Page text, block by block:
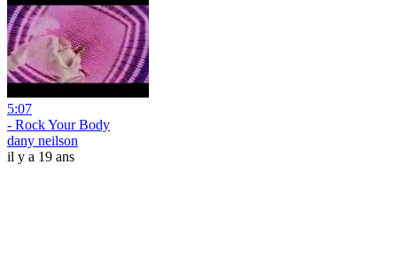
5:07
- Rock Your Body
dany neilson
il y a 19 ans